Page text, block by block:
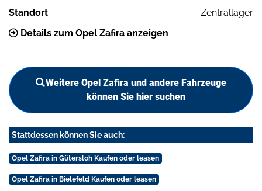
Standort
Zentrallager
Details zum Opel Zafira anzeigen
Weitere Opel Zafira und andere Fahrzeuge
können Sie hier suchen
Stattdessen können Sie auch:
Opel Zafira in Gütersloh Kaufen oder leasen
Opel Zafira in Bielefeld Kaufen oder leasen